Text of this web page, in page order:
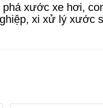
xước xe hơi,
xi xử lý xước